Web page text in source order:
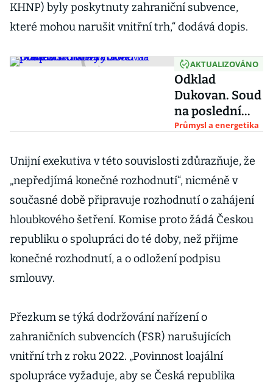
KHNP) byly poskytnuty zahraniční subvence,
které mohou narušit vnitřní trh,“ dodává dopis.
AKTUALIZOVÁNO
Odklad
Dukovan. Soud
na poslední
chvíli vyhověl
zablokoval
podpis
smlouvy
Průmysl a energetika
Unijní exekutiva v této souvislosti zdůrazňuje, že
„nepředjímá konečné rozhodnutí“, nicméně v
současné době připravuje rozhodnutí o zahájení
hloubkového šetření. Komise proto žádá Českou
republiku o spolupráci do té doby, než přijme
konečné rozhodnutí, a o odložení podpisu
smlouvy.
Přezkum se týká dodržování nařízení o
zahraničních subvencích (FSR) narušujících
vnitřní trh z roku 2022. „Povinnost loajální
spolupráce vyžaduje, aby se Česká republika